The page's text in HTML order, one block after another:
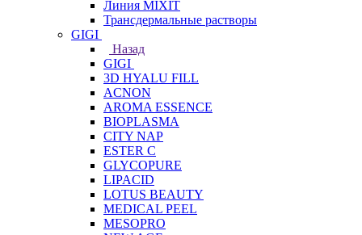
Линия MIXIT
Трансдермальные растворы
GIGI
Назад
GIGI
3D HYALU FILL
ACNON
AROMA ESSENCE
BIOPLASMA
CITY NAP
ESTER C
GLYCOPURE
LIPACID
LOTUS BEAUTY
MEDICAL PEEL
MESOPRO